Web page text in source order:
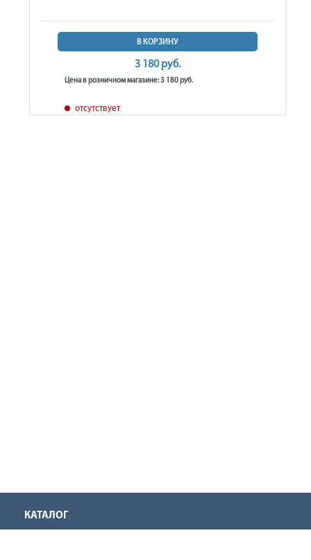
В КОРЗИНУ
3 180 руб.
Цена в розничном магазине: 3 180 руб.
отсутствует
КАТАЛОГ